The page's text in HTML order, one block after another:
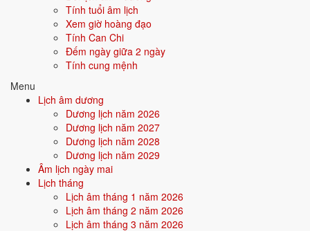
Tính tuổi âm lịch
Xem giờ hoàng đạo
Tính Can Chi
Đếm ngày giữa 2 ngày
Tính cung mệnh
Menu
Lịch âm dương
Dương lịch năm 2026
Dương lịch năm 2027
Dương lịch năm 2028
Dương lịch năm 2029
Âm lịch ngày mai
Lịch tháng
Lịch âm tháng 1 năm 2026
Lịch âm tháng 2 năm 2026
Lịch âm tháng 3 năm 2026
Tượng trưng cho lửa, sự nhiệt huyết, năng lượng. Người mệnh Hỏa
nhiệt tình, đam mê, lãnh đạo.
Tìm hiểu chi tiết nạp âm Lư Trung Hỏa: màu hợp, hướng tốt, năm sinh,
tương sinh tương khắc →
Quan hệ Can × Chi (Mộc sinh Hỏa):
trường hỗ trợ bản thân. Người này dễ nhận được sự giúp đỡ từ ngoài,
gặp quý nhân.
Điểm mạnh:May mắn, được nâng đỡ, dễ thành công nhờ thiên
thời địa lợi.
Điểm cần lưu ý:Có thể bị phụ thuộc hoặc ỷ lại khi quá nhiều
thuận lợi.
Bối cảnh vận khí khi sinh năm 1986